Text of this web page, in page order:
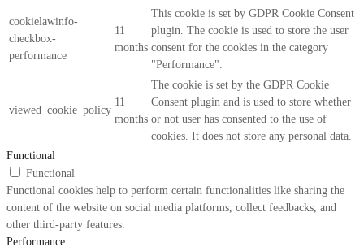
cookielawinfo-
checkbox-
performance
11
months
This cookie is set by GDPR Cookie Consent
plugin. The cookie is used to store the user
consent for the cookies in the category
"Performance".
viewed_cookie_policy
11
months
The cookie is set by the GDPR Cookie
Consent plugin and is used to store whether
or not user has consented to the use of
cookies. It does not store any personal data.
Functional
Functional
Functional cookies help to perform certain functionalities like sharing the
content of the website on social media platforms, collect feedbacks, and
other third-party features.
Performance